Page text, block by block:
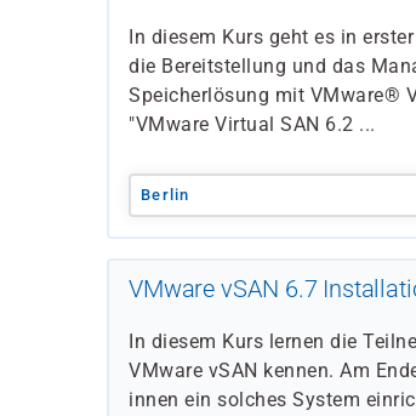
In diesem Kurs geht es in
die Bereitstellung und das
Speicherlösung mit VMware®
"VMware Virtual SAN 6.2 ...
Berlin
VMware vSAN 6.7
In diesem Kurs lernen die
VMware vSAN kennen. Am
innen ein solches System